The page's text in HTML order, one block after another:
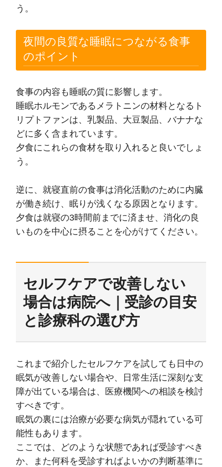
う。
夜間の良質な睡眠につながる食事
のポイント
食事の内容も睡眠の質に影響します。
睡眠ホルモンであるメラトニンの材料となるト
リプトファンは、乳製品、大豆製品、バナナな
どに多く含まれています。
夕食にこれらの食材を取り入れると良いでしょ
う。
逆に、就寝直前の食事は消化活動のために内臓
が働き続け、眠りが浅くなる原因となります。
夕食は就寝の3時間前までに済ませ、消化の良
いものを中心に摂ることを心がけてください。
セルフケアで改善しない
場合は病院へ｜受診の目安
と診療科の選び方
これまで紹介したセルフケアを試しても日中の
眠気が改善しない場合や、日常生活に深刻な支
障が出ている場合は、医療機関への相談を検討
すべきです。
眠気の裏には治療が必要な病気が隠れている可
能性もあります。
ここでは、どのような状態であれば受診すべき
か、また何科を受診すればよいかの判断基準に